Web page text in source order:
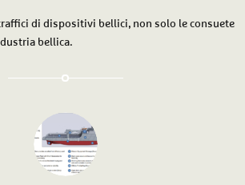
di dispositivi bellici, non solo le consuete
bellica.